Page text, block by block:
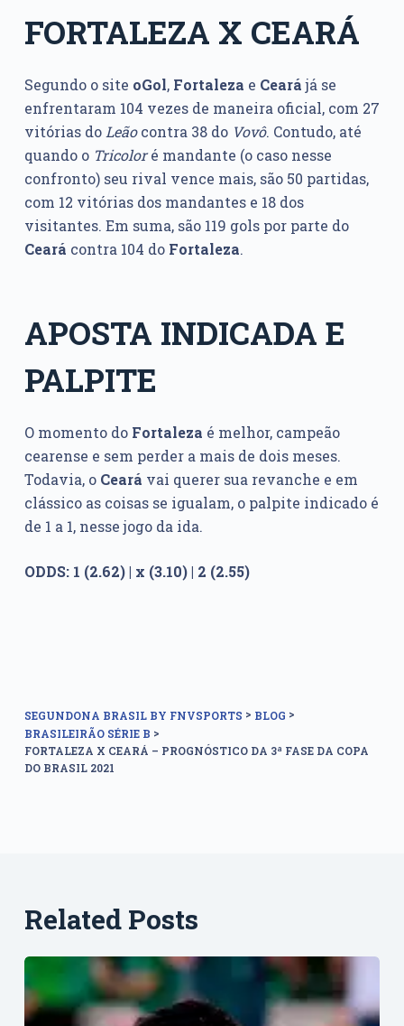
FORTALEZA X CEARÁ
Segundo o site oGol, Fortaleza e Cearájá se
enfrentaram 104 vezes de maneira oficial, com 27
vitórias doLeãocontra 38 do Vovô. Contudo, até
quando o Tricoloré mandante (o caso nesse
confronto) seu rival vence mais, são 50 partidas,
com 12 vitórias dos mandantes e 18 dos
visitantes. Em suma, são 119 gols por parte do
Ceará contra 104 do Fortaleza.
APOSTA INDICADA E
PALPITE
O momento do Fortaleza é melhor, campeão
cearense e sem perder a mais de dois meses.
Todavia, o Ceará vai querer sua revanche e em
clássico as coisas se igualam, o palpite indicado é
de 1 a 1, nesse jogo da ida.
ODDS: 1 (2.62) | x (3.10) | 2 (2.55)
SEGUNDONA BRASIL BY FNVSPORTS > BLOG >
BRASILEIRÃO SÉRIE B >
FORTALEZA X CEARÁ – PROGNÓSTICO DA 3ª FASE DA COPA
DO BRASIL 2021
Related Posts